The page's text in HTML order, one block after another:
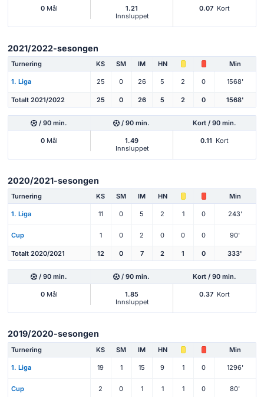
0Mål
1.21
Innsluppet
0.07 Kort
2021/2022-sesongen
Turnering KS SM IM HN Min
1. Liga 25 0 26 5 2 0 1568'
Totalt 2021/2022 25 0 26 5 2 0 1568'
/ 90 min. / 90 min. Kort / 90 min.
0Mål
1.49
Innsluppet
0.11 Kort
2020/2021-sesongen
Turnering KS SM IM HN Min
1. Liga 11 0 5 2 1 0 243'
Cup 1 0 2 0 0 0 90'
Totalt 2020/2021 12 0 7 2 1 0 333'
/ 90 min. / 90 min. Kort / 90 min.
0Mål
1.85
Innsluppet
0.37 Kort
2019/2020-sesongen
Turnering KS SM IM HN Min
1. Liga 19 1 15 9 1 0 1296'
Cup 2 0 1 1 1 0 80'